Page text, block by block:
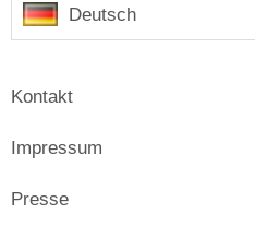
Deutsch
Kontakt
Impressum
Presse